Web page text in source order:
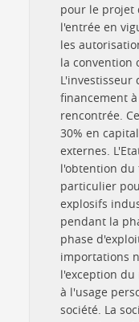
pour le projet
l'entrée en
les
la convention
L'investisseur
financement
rencontrée.
30% en
externes.
l'obtention du
particulier
explosifs
pendant la
phase
importations
l'exception
à l'usage
société. La